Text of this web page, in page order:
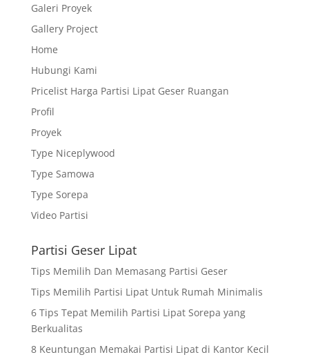
Galeri Proyek
Gallery Project
Home
Hubungi Kami
Pricelist Harga Partisi Lipat Geser Ruangan
Profil
Proyek
Type Niceplywood
Type Samowa
Type Sorepa
Video Partisi
Partisi Geser Lipat
Tips Memilih Dan Memasang Partisi Geser
Tips Memilih Partisi Lipat Untuk Rumah Minimalis
6 Tips Tepat Memilih Partisi Lipat Sorepa yang
Berkualitas
8 Keuntungan Memakai Partisi Lipat di Kantor Kecil